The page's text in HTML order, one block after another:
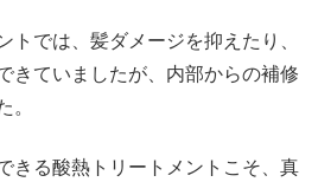
トでは、髪ダメージを抑えたり、
きていましたが、内部からの補修
。
きる酸熱トリートメントこそ、真